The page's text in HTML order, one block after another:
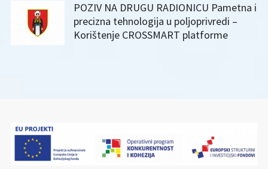
POZIV NA DRUGU RADIONICU Pametna i
precizna tehnologija u poljoprivredi –
Korištenje CROSSMART platforme